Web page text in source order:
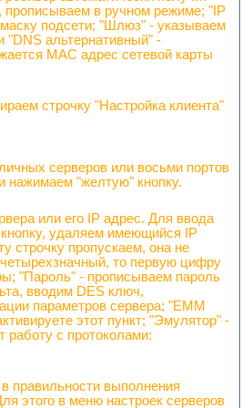
в ручном режиме; "IP
подсети; "Шлюз" - указываем
"DNS альтернативный" -
MAC адрес сетевой карты
строчку "Настройка клиента"
серверов или восьми портов
нажимаем "желтую" кнопку.
или его IP адрес. Для ввода
удаляем имеющийся IP
строчку пропускаем, она не
то первую цифру
"Пароль" - прописываем пароль
вводим DES ключ,
параметров сервера; "EMM
этот пункт; "Эмулятор" -
работу с протоколами:
правильности выполнения
этого в меню настроек серверов